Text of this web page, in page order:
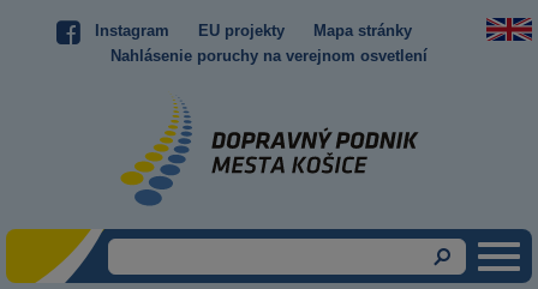
Instagram EU projekty
Mapa stránky
Nahlásenie poruchy na verejnom osvetlení